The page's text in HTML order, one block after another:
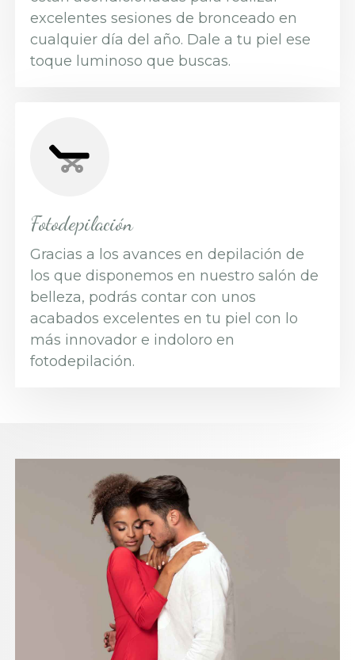
excelentes sesiones de bronceado en
cualquier día del año. Dale a tu piel ese
toque luminoso que buscas.
Fotodepilación
Gracias a los avances en depilación de
los que disponemos en nuestro salón de
belleza, podrás contar con unos
acabados excelentes en tu piel con lo
más innovador e indoloro en
fotodepilación.